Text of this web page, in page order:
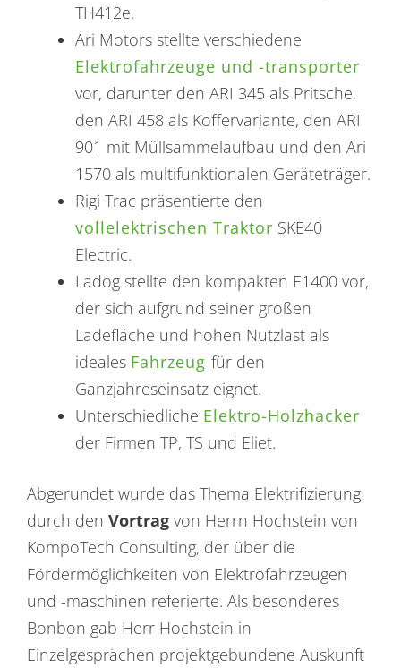
TH412e.
Ari Motors stellte verschiedene
Elektrofahrzeuge und -transporter
vor, darunter den ARI 345 als Pritsche,
den ARI 458 als Koffervariante, den ARI
901 mit Müllsammelaufbau und den Ari
1570 als multifunktionalen Geräteträger.
Rigi Trac präsentierte den
vollelektrischen Traktor SKE40
Electric.
Ladog stellte den kompakten E1400 vor,
der sich aufgrund seiner großen
Ladefläche und hohen Nutzlast als
ideales Fahrzeug für den
Ganzjahreseinsatz eignet.
Unterschiedliche Elektro-Holzhacker
der Firmen TP, TS und Eliet.
Abgerundet wurde das Thema Elektrifizierung
durch den Vortrag von Herrn Hochstein von
KompoTech Consulting, der über die
Fördermöglichkeiten von Elektrofahrzeugen
und -maschinen referierte. Als besonderes
Bonbon gab Herr Hochstein in
Einzelgesprächen projektgebundene Auskunft